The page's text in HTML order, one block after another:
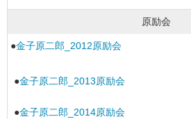
原励会
●金子原二郎_2012原励会
●金子原二郎_2013原励会
●金子原二郎_2014原励会